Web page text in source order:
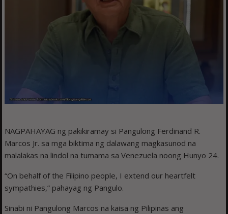
NAGPAHAYAG ng pakikiramay si Pangulong Ferdinand R.
Marcos Jr. sa mga biktima ng dalawang magkasunod na
malalakas na lindol na tumama sa Venezuela noong Hunyo 24.
“On behalf of the Filipino people, I extend our heartfelt
sympathies,” pahayag ng Pangulo.
Sinabi ni Pangulong Marcos na kaisa ng Pilipinas ang